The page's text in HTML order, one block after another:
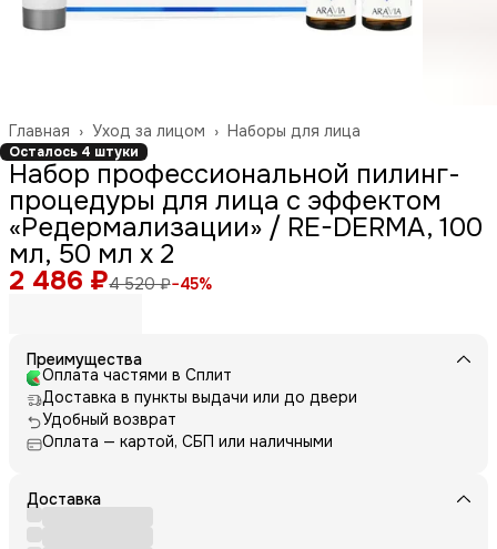
Наборы для лица
Уход за лицом ›
Главная ›
Осталось 4 штуки
Набор профессиональной пилинг-
процедуры для лица с эффектом
«Редермализации» / RE-DERMA, 100
мл, 50 мл x 2
2 486 ₽4 520 ₽−45%
Преимущества
Оплата частями в Сплит
Доставка в пункты выдачи или до двери
Удобный возврат
Оплата — картой, СБП или наличными
Доставка